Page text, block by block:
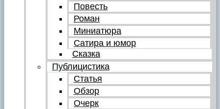
Повесть
Роман
Миниатюра
Сатира и юмор
Сказка
Публицистика
Статья
Обзор
Очерк